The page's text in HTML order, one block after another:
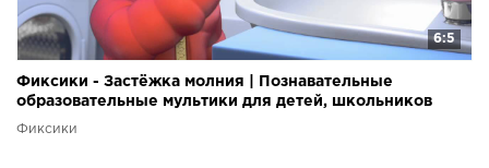
6:5
Фиксики - Застёжка молния | Познавательные
образовательные мультики для детей, школьников
Фиксики